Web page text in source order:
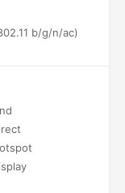
b/g/n/ac)